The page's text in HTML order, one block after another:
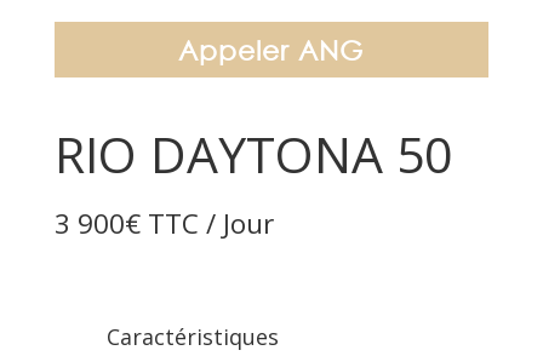
Appeler ANG
RIO DAYTONA 50
3 900€ TTC / Jour
Caractéristiques